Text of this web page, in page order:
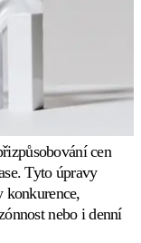
cen
Tyto úpravy
konkurence,
nebo i denní